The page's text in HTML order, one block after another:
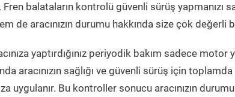
balataların kontrolü güvenli sürüş yapmanızı
de aracınızın durumu hakkında size çok değerli
yaptırdığınız periyodik bakım sadece motor
aracınızın sağlığı ve güvenli sürüş için
uygulanır. Bu kontroller sonucu aracınızın